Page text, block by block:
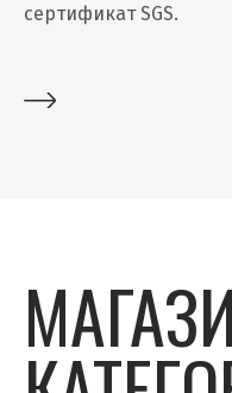
сертификат SGS.